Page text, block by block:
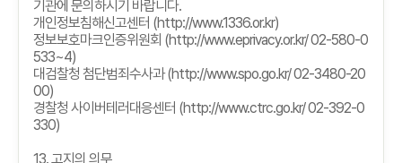
기관에 문의하시기 바랍니다.
개인정보침해신고센터 (http://www.1336.or.kr)
정보보호마크인증위원회 (http://www.eprivacy.or.kr/ 02-580-0
533~4)
대검찰청 첨단범죄수사과(http://www.spo.go.kr/ 02-3480-20
00)
경찰청 사이버테러대응센터 (http://www.ctrc.go.kr/ 02-392-0
330)
13.고지의 의무